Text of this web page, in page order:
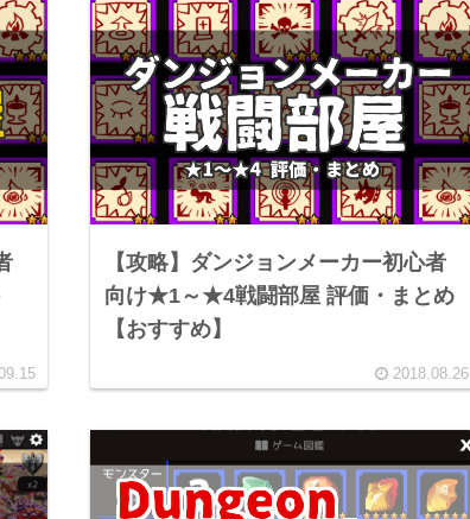
【攻略】ダンジョンメーカー初心者
向け★1～★4戦闘部屋 評価・まとめ
【おすすめ】
2018.08.26